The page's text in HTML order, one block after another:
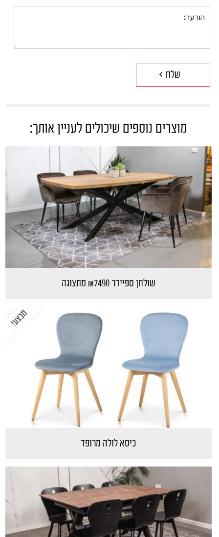
מוצרים נוספים שיכולים לעניין אותך:
שולחן ספיידר ₪7490 מתצוגה
כיסא לולה מרופד